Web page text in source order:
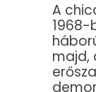
A
1968-
majd,